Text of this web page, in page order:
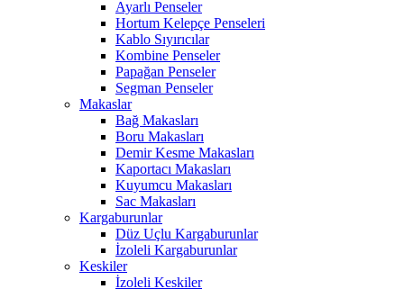
Ayarlı Penseler
Hortum Kelepçe Penseleri
Kablo Sıyırıcılar
Kombine Penseler
Papağan Penseler
Segman Penseler
Makaslar
Bağ Makasları
Boru Makasları
Demir Kesme Makasları
Kaportacı Makasları
Kuyumcu Makasları
Sac Makasları
Kargaburunlar
Düz Uçlu Kargaburunlar
İzoleli Kargaburunlar
Keskiler
İzoleli Keskiler